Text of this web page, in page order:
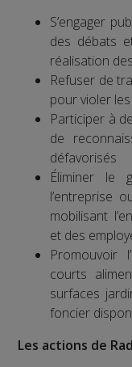
S’engager
des débats
réalisation
Refuser de
pour violer
Participer à
de
défavorisés
Éliminer le
l’entreprise
mobilisant
et des
Promouvoir
courts
surfaces
foncier
Les actions de